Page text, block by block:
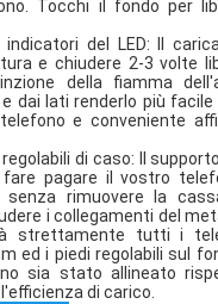
Tocchi il fondo per
indicatori del LED: Il
e chiudere 2-3 volte
della fiamma
dai lati renderlo più
e conveniente
regolabili di caso: Il
fare pagare il vostro
rimuovere la
i collegamenti del
strettamente tutti i
ed i piedi regolabili sul
sia stato allineato
di carico.